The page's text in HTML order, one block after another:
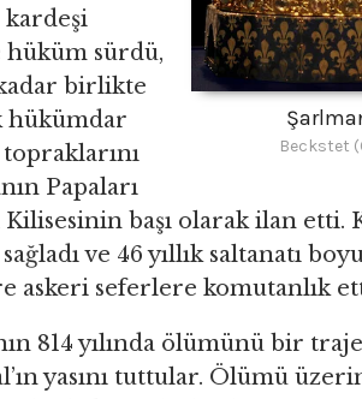
Beckstet
kardeşi
hüküm sürdü,
birlikte
hükümdar
Papaları
başı olarak ilan etti.
ve 46 yıllık saltanatı
askeri seferlere komutanlık
814 yılında ölümünü bir
yasını tuttular. Ölümü